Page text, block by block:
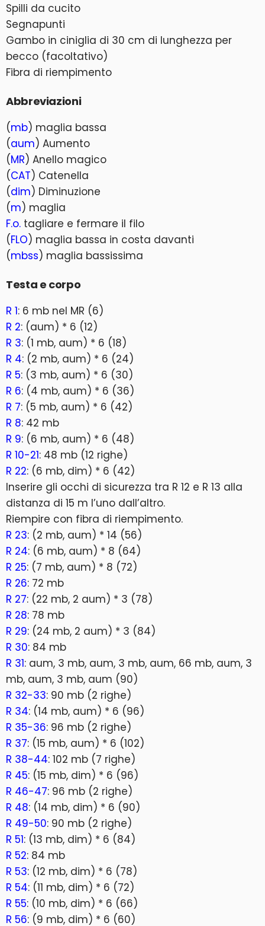
Spilli da cucito
Segnapunti
Gambo in ciniglia di 30 cm di lunghezza per
becco (facoltativo)
Fibra di riempimento
Abbreviazioni
(mb) maglia bassa
(aum) Aumento
(MR) Anello magico
(CAT) Catenella
(dim) Diminuzione
(m) maglia
F.o. tagliare e fermare il filo
(FLO) maglia bassa in costa davanti
(mbss) maglia bassissima
Testa e corpo
R 1: 6 mb nel MR (6)
R 2: (aum) * 6 (12)
R 3: (1 mb, aum) * 6 (18)
R 4: (2 mb, aum) * 6 (24)
R 5: (3 mb, aum) * 6 (30)
R 6: (4 mb, aum) * 6 (36)
R 7: (5 mb, aum) * 6 (42)
R 8: 42 mb
R 9: (6 mb, aum) * 6 (48)
R 10-21: 48 mb (12 righe)
R 22: (6 mb, dim) * 6 (42)
Inserire gli occhi di sicurezza tra R 12 e R 13 alla
distanza di 15 m l’uno dall’altro.
Riempire con fibra di riempimento.
R 23: (2 mb, aum) * 14 (56)
R 24: (6 mb, aum) * 8 (64)
R 25: (7 mb, aum) * 8 (72)
R 26: 72 mb
R 27: (22 mb, 2 aum) * 3 (78)
R 28: 78 mb
R 29: (24 mb, 2 aum) * 3 (84)
R 30: 84 mb
R 31: aum, 3 mb, aum, 3 mb, aum, 66 mb, aum, 3
mb, aum, 3 mb, aum (90)
R 32-33: 90 mb (2 righe)
R 34: (14 mb, aum) * 6 (96)
R 35-36: 96 mb (2 righe)
R 37: (15 mb, aum) * 6 (102)
R 38-44: 102 mb (7 righe)
R 45: (15 mb, dim) * 6 (96)
R 46-47: 96 mb (2 righe)
R 48: (14 mb, dim) * 6 (90)
R 49-50: 90 mb (2 righe)
R 51: (13 mb, dim) * 6 (84)
R 52: 84 mb
R 53: (12 mb, dim) * 6 (78)
R 54: (11 mb, dim) * 6 (72)
R 55: (10 mb, dim) * 6 (66)
R 56: (9 mb, dim) * 6 (60)